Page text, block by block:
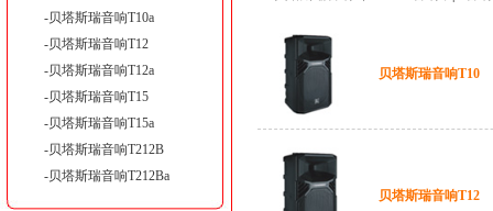
-贝塔斯瑞音响T10a
-贝塔斯瑞音响T12
-贝塔斯瑞音响T12a
-贝塔斯瑞音响T15
-贝塔斯瑞音响T15a
-贝塔斯瑞音响T212B
-贝塔斯瑞音响T212Ba
贝塔斯瑞音响T10
贝塔斯瑞音响T12